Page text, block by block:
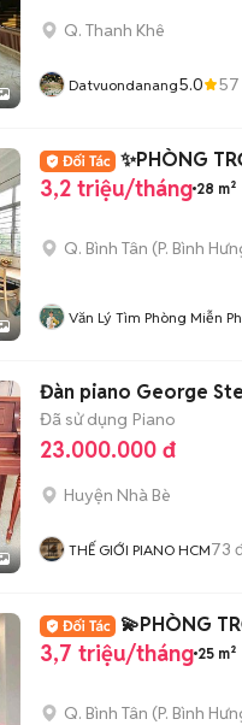
Q. Thanh Khê
Datvuondanang5.0 57
✨PHÒNG
3,2 triệu/tháng 28 m²
Q. Bình Tân (P. Bình
Văn Lý Tìm Phòng Miễn
Đàn piano George
Đã sử dụng Piano
23.000.000 đ
Huyện Nhà Bè
THẾ GIỚI PIANO HCM73
💫PHÒNG
3,7 triệu/tháng 25 m²
Q. Bình Tân (P. Bình